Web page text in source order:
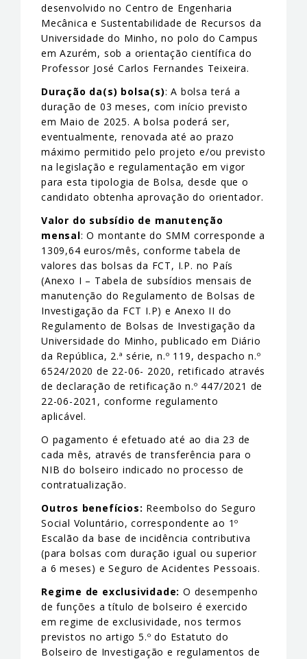
desenvolvido no Centro de Engenharia
Mecânica e Sustentabilidade de Recursos da
Universidade do Minho, no polo do Campus
em Azurém, sob a orientação científica do
Professor José Carlos Fernandes Teixeira.
Duração da(s) bolsa(s): A bolsa terá a
duração de 03 meses, com início previsto
em Maio de 2025. A bolsa poderá ser,
eventualmente, renovada até ao prazo
máximo permitido pelo projeto e/ou previsto
na legislação e regulamentação em vigor
para esta tipologia de Bolsa, desde que o
candidato obtenha aprovação do orientador.
Valor do subsídio de manutenção
mensal: O montante do SMM corresponde a
1309,64 euros/mês, conforme tabela de
valores das bolsas da FCT, I.P. no País
(Anexo I – Tabela de subsídios mensais de
manutenção do Regulamento de Bolsas de
Investigação da FCT I.P) e Anexo II do
Regulamento de Bolsas de Investigação da
Universidade do Minho, publicado em Diário
da República, 2.ª série, n.º 119, despacho n.º
6524/2020 de 22-06- 2020, retificado através
de declaração de retificação n.º 447/2021 de
22-06-2021, conforme regulamento
aplicável.
O pagamento é efetuado até ao dia 23 de
cada mês, através de transferência para o
NIB do bolseiro indicado no processo de
contratualização.
Outros benefícios: Reembolso do Seguro
Social Voluntário, correspondente ao 1º
Escalão da base de incidência contributiva
(para bolsas com duração igual ou superior
a 6 meses) e Seguro de Acidentes Pessoais.
Regime de exclusividade: O desempenho
de funções a título de bolseiro é exercido
em regime de exclusividade, nos termos
previstos no artigo 5.º do Estatuto do
Bolseiro de Investigação e regulamentos de